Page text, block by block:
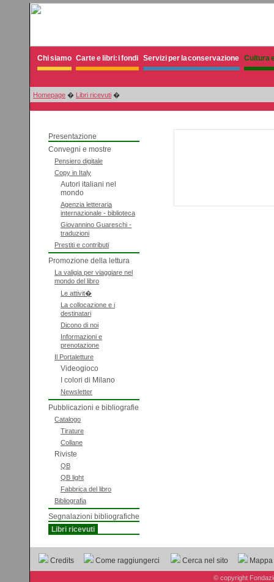
Chi siamo Carte e libri: i fondi Servizi per la conservazione Cultura
Homepage � Libri ricevuti �
Presentazione
Convegni e mostre
Pensiero digitale
Copy in Italy
Autori italiani nel
mondo
Agenzia letteraria
internazionale - biblioteca
Giovannino Guareschi -
traduzioni
Prestiti e contributi
Promozione della lettura
La valigia per viaggiare nel
mondo del libro
Le attivit�
La collocazione e i
destinatari
Dicono di noi
Informazioni e
prenotazione
Il Portaletture
Videogioco
I colori di Milano
Newsletter
Pubblicazioni e bibliografie
Catalogo
Tirature
Collane
Riviste
QB
QB light
Fabbrica del libro
Bibliografia
Segnalazioni bibliografiche
Libri ricevuti
Credits Come raggiungerci Cerca nel sito
© copyright